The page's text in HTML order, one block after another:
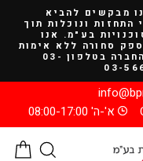
מבקשים להביא
ונוכלות תוך
בע"מ. אנו
סחורה ללא אימות
מוקדם של פרטי העיסקה מול החברה בטלפון 03-
א'-ה' 08:00-17:00